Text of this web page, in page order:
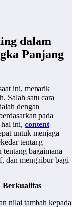
dalam
Panjang
ini, menarik
Salah satu cara
dengan
pada
hal ini, content
untuk menjaga
tentang
bagaimana
dan menghibur bagi
Berkualitas
nilai tambah kepada